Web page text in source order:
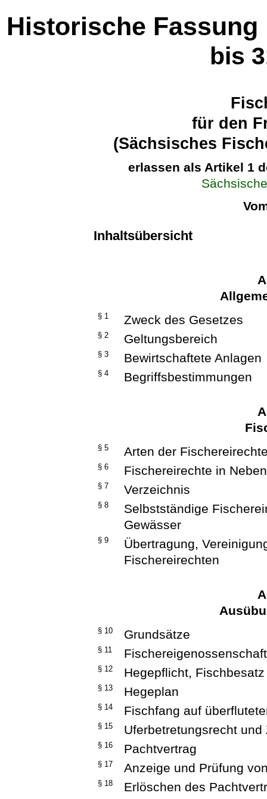
Historische Fassung
bis
für den
(Sächsisches
erlassen als Artikel 1
Inhaltsübersicht
§ 1 Zweck des Gesetzes
§ 2 Geltungsbereich
§ 3 Bewirtschaftete Anlagen
§ 4 Begriffsbestimmungen
§ 5 Arten der
§ 6 Fischereirechte in
§ 7 Verzeichnis
§ 8
Selbstständige
Gewässer
§ 9
Übertragung,
Fischereirechten
§ 10 Grundsätze
§ 11 Fischereigenossenschaft
§ 12 Hegepflicht, Fischbesatz
§ 13 Hegeplan
§ 14 Fischfang auf
§ 15 Uferbetretungsrecht
§ 16 Pachtvertrag
§ 17 Anzeige und Prüfung
§ 18 Erlöschen des